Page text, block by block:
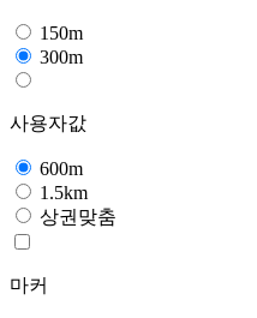
150m
300m
사용자값
600m
1.5km
상권맞춤
마커